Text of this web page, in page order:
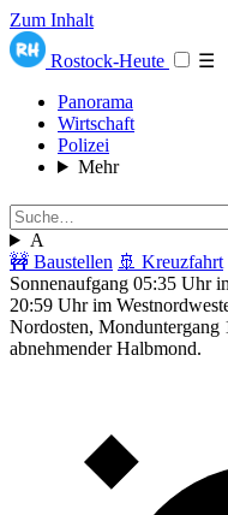
Zum Inhalt
Rostock-Heute
☰
Panorama
Wirtschaft
Polizei
Mehr
A
🚧 Baustellen 🚢 Kreuzfahrt
Sonnenaufgang 05:35 Uhr
20:59 Uhr im
Nordosten,
abnehmender Halbmond.